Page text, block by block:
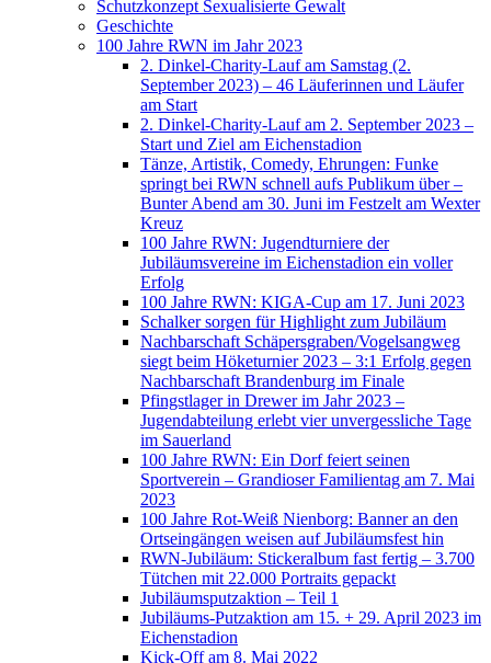
Schutzkonzept Sexualisierte Gewalt
Geschichte
100 Jahre RWN im Jahr 2023
2. Dinkel-Charity-Lauf am Samstag (2.
September 2023) – 46 Läuferinnen und Läufer
am Start
2. Dinkel-Charity-Lauf am 2. September 2023 –
Start und Ziel am Eichenstadion
Tänze, Artistik, Comedy, Ehrungen: Funke
springt bei RWN schnell aufs Publikum über –
Bunter Abend am 30. Juni im Festzelt am Wexter
Kreuz
100 Jahre RWN: Jugendturniere der
Jubiläumsvereine im Eichenstadion ein voller
Erfolg
100 Jahre RWN: KIGA-Cup am 17. Juni 2023
Schalker sorgen für Highlight zum Jubiläum
Nachbarschaft Schäpersgraben/Vogelsangweg
siegt beim Höketurnier 2023 – 3:1 Erfolg gegen
Nachbarschaft Brandenburg im Finale
Pfingstlager in Drewer im Jahr 2023 –
Jugendabteilung erlebt vier unvergessliche Tage
im Sauerland
100 Jahre RWN: Ein Dorf feiert seinen
Sportverein – Grandioser Familientag am 7. Mai
2023
100 Jahre Rot-Weiß Nienborg: Banner an den
Ortseingängen weisen auf Jubiläumsfest hin
RWN-Jubiläum: Stickeralbum fast fertig – 3.700
Tütchen mit 22.000 Portraits gepackt
Jubiläumsputzaktion – Teil 1
Jubiläums-Putzaktion am 15. + 29. April 2023 im
Eichenstadion
Kick-Off am 8. Mai 2022